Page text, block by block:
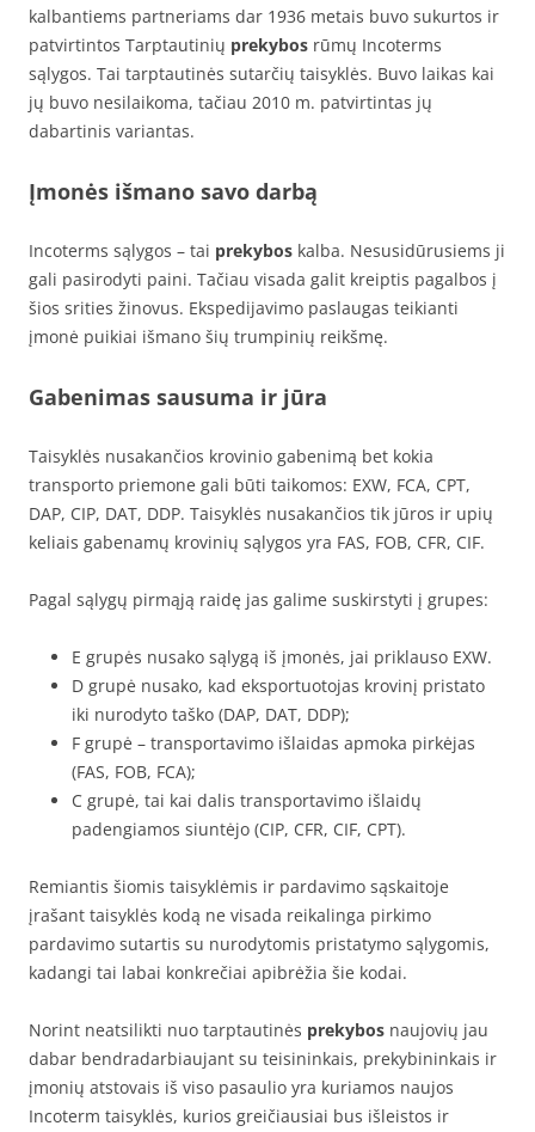
kalbantiems partneriams dar 1936 metais buvo sukurtos ir
patvirtintos Tarptautinių prekybos rūmų Incoterms
sąlygos. Tai tarptautinės sutarčių taisyklės. Buvo laikas kai
jų buvo nesilaikoma, tačiau 2010 m. patvirtintas jų
dabartinis variantas.
Įmonės išmano savo darbą
Incoterms sąlygos – tai prekybos kalba. Nesusidūrusiems ji
gali pasirodyti paini. Tačiau visada galit kreiptis pagalbos į
šios srities žinovus. Ekspedijavimo paslaugas teikianti
įmonė puikiai išmano šių trumpinių reikšmę.
Gabenimas sausuma ir jūra
Taisyklės nusakančios krovinio gabenimą bet kokia
transporto priemone gali būti taikomos: EXW, FCA, CPT,
DAP, CIP, DAT, DDP. Taisyklės nusakančios tik jūros ir upių
keliais gabenamų krovinių sąlygos yra FAS, FOB, CFR, CIF.
Pagal sąlygų pirmąją raidę jas galime suskirstyti į grupes:
E grupės nusako sąlygą iš įmonės, jai priklauso EXW.
D grupė nusako, kad eksportuotojas krovinį pristato
iki nurodyto taško (DAP, DAT, DDP);
F grupė – transportavimo išlaidas apmoka pirkėjas
(FAS, FOB, FCA);
C grupė, tai kai dalis transportavimo išlaidų
padengiamos siuntėjo (CIP, CFR, CIF, CPT).
Remiantis šiomis taisyklėmis ir pardavimo sąskaitoje
įrašant taisyklės kodą ne visada reikalinga pirkimo
pardavimo sutartis su nurodytomis pristatymo sąlygomis,
kadangi tai labai konkrečiai apibrėžia šie kodai.
Norint neatsilikti nuo tarptautinės prekybos naujovių jau
dabar bendradarbiaujant su teisininkais, prekybininkais ir
įmonių atstovais iš viso pasaulio yra kuriamos naujos
Incoterm taisyklės, kurios greičiausiai bus išleistos ir